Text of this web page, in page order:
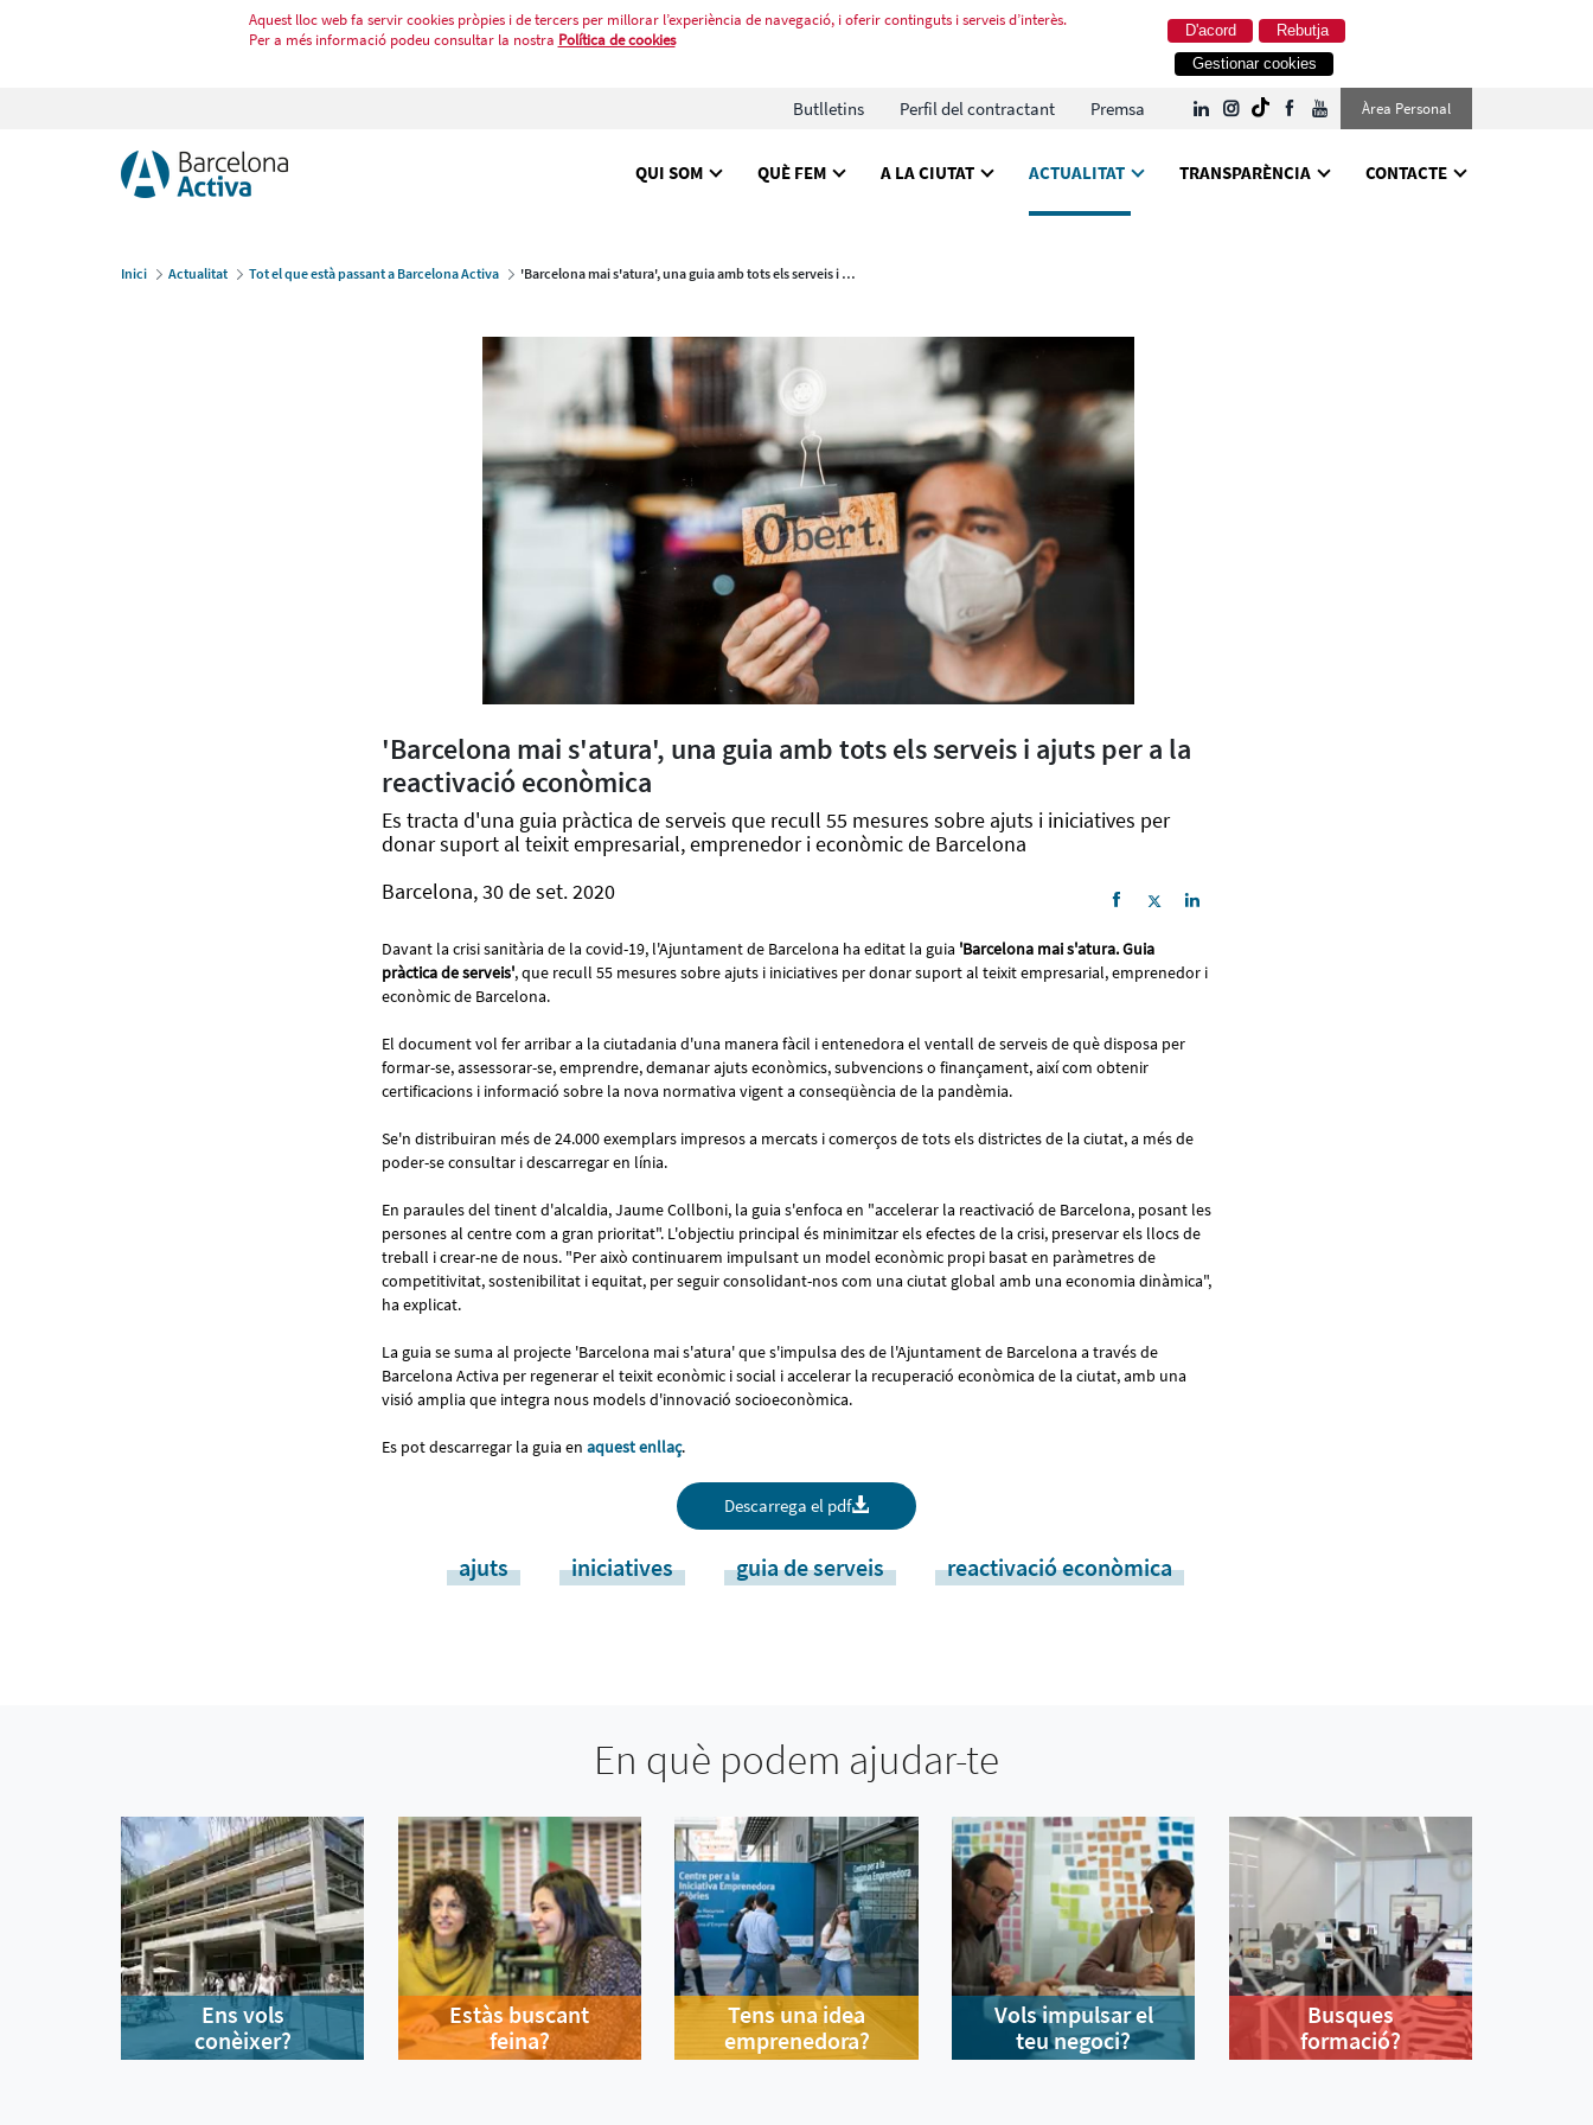
Aquest lloc web fa servir cookies pròpies i de tercers per millorar l’experiència de navegació, i oferir continguts i serveis d’interès.
Per a més informació podeu consultar la nostra Política de cookies Rebutja
D'acord
Gestionar cookies
Butlletins Perfil del contractant Premsa Àrea Personal
QUI SOM QUÈ FEM A LA CIUTAT ACTUALITAT TRANSPARÈNCIA CONTACTE
Inici Actualitat Tot el que està passant a Barcelona Activa 'Barcelona mai s'atura', una guia amb tots els serveis i ajuts per a la reactivació econòmica
'Barcelona mai s'atura', una guia amb tots els serveis i ajuts per a la
reactivació econòmica
Es tracta d'una guia pràctica de serveis que recull 55 mesures sobre ajuts i iniciatives per
donar suport al teixit empresarial, emprenedor i econòmic de Barcelona
Barcelona, 30 de set. 2020
Davant la crisi sanitària de la covid-19, l'Ajuntament de Barcelona ha editat la guia 'Barcelona mai s'atura. Guia
pràctica de serveis', que recull 55 mesures sobre ajuts i iniciatives per donar suport al teixit empresarial, emprenedor i
econòmic de Barcelona.
El document vol fer arribar a la ciutadania d'una manera fàcil i entenedora el ventall de serveis de què disposa per
formar-se, assessorar-se, emprendre, demanar ajuts econòmics, subvencions o finançament, així com obtenir
certificacions i informació sobre la nova normativa vigent a conseqüència de la pandèmia.
Se'n distribuiran més de 24.000 exemplars impresos a mercats i comerços de tots els districtes de la ciutat, a més de
poder-se consultar i descarregar en línia.
En paraules del tinent d'alcaldia, Jaume Collboni, la guia s'enfoca en "accelerar la reactivació de Barcelona, posant les
persones al centre com a gran prioritat". L'objectiu principal és minimitzar els efectes de la crisi, preservar els llocs de
treball i crear-ne de nous. "Per això continuarem impulsant un model econòmic propi basat en paràmetres de
competitivitat, sostenibilitat i equitat, per seguir consolidant-nos com una ciutat global amb una economia dinàmica",
ha explicat.
La guia se suma al projecte 'Barcelona mai s'atura' que s'impulsa des de l'Ajuntament de Barcelona a través de
Barcelona Activa per regenerar el teixit econòmic i social i accelerar la recuperació econòmica de la ciutat, amb una
visió amplia que integra nous models d'innovació socioeconòmica.
Es pot descarregar la guia en aquest enllaç.
Descarrega el pdf
ajuts iniciatives guia de serveis reactivació econòmica
En què podem ajudar-te
Ens vols
conèixer?
Estàs buscant
feina?
Tens una idea
emprenedora?
Vols impulsar el
teu negoci?
Busques
formació?